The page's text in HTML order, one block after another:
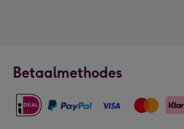
Betaalmethodes